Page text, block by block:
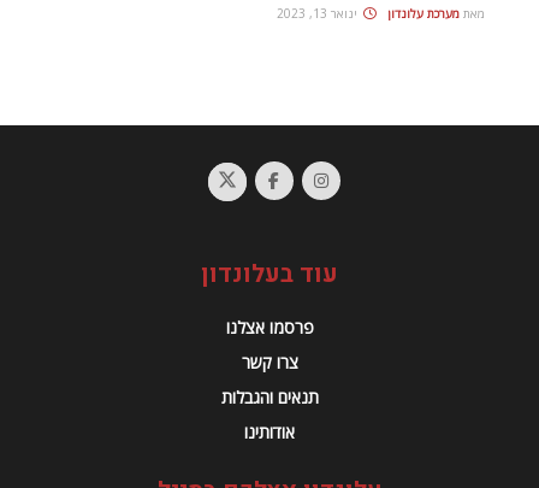
מאת מערכת עלונדון ינואר 13, 2023
עוד בעלונדון
פרסמו אצלנו
צרו קשר
תנאים והגבלות
אודותינו